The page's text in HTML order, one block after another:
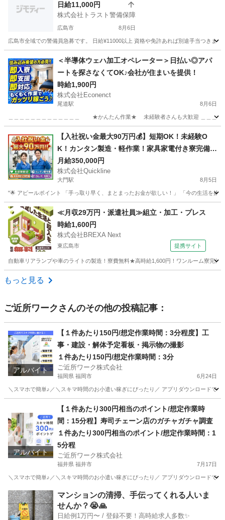
日給11,000円
株式会社トラスト警備保障
広島市 8月6日
広島市全域での警備員急募です。 日給¥11000以上 資格や免許あれば別途手当つきま
警備員
＜半導体ウェハ加工オペレーター＞日払い◎アパ
ートを探さなくてOK♪会社が住まいを提供！
時給1,900円
株式会社Econenct
尾道駅 8月6日
＿＿＿＿＿＿＿＿＿＿＿＿＿ ★かんたん作業★ 未経験者さんも大歓迎 ＿＿＿＿
尾道駅 工場 給料日
【入社祝い金最大90万円💰】短期OK！未経験O
K！カンタン製造・軽作業！家具家電付き寮完備
🏠
月給350,000円
株式会社Quickline
大門駅 8月5日
"🌟 アピールポイント 「手っ取り早く、まとまったお金が欲しい！」 「今の生活を抜
広島 広島市 大門駅 工場 時給
≪月収29万円・派遣社員≫組立・加工・プレス
時給1,600円
株式会社BREXA Next
東広島市 提携サイト
自動車リアランプや車のライトの製造！寮費無料★高時給1,600円！ワンルーム寮完
広島 東広島市
もっと見る
ご近所ワーク さんのその他の投稿記事：
アルバイト
【１件あたり150円/想定作業時間：3分程度】工
事・建設・解体予定看板・掲示物の撮影
１件あたり150円/想定作業時間：3分
ご近所ワーク株式会社
福岡県 福岡市 6月24日
＼スマホで簡単♪／＼スキマ時間のお小遣い稼ぎにぴったり／ アプリダウンロードで
その他 1件
アルバイト
【１件あたり300円相当のポイント/想定作業時
間：15分程】寿司チェーン店のガチャガチャ調査
１件あたり300円相当のポイント/想定作業時間：1
5分程
ご近所ワーク株式会社
福井県 福井市 7月17日
＼スマホで簡単♪／＼スキマ時間のお小遣い稼ぎにぴったり／ アプリダウンロードで
福井 福井市 その他
マンションの清掃、手伝ってくれる人いま
せんか？😭🙏
日給例1万円〜 / 登録不要！高時給求人多数✨